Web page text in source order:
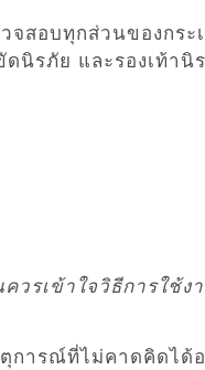
สอบทุกส่วนของกระ
นิรภัย และรองเท้านิ
วรเข้าใจวิธีการใช้ง
ารณ์ที่ไม่คาดคิดได้อ